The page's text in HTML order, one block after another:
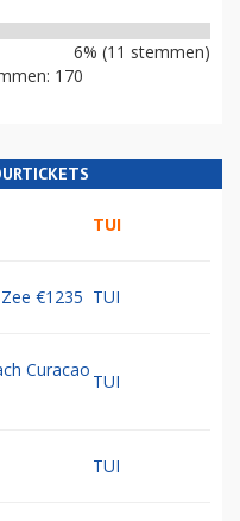
6% (11 stemmen)
170
TUI
€1235 TUI
Curacao
TUI
TUI